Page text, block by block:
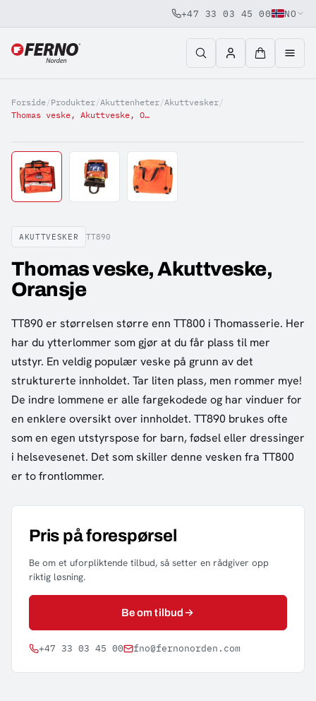
Jump to content
+47 33 03 45 00 NO
Forside/Produkter/Akuttenheter/Akuttvesker/
Thomas veske, Akuttveske, Oransje
AKUTTVESKER TT890
Thomas veske, Akuttveske,
Oransje
TT890 er størrelsen større enn TT800 i Thomasserie. Her
har du ytterlommer som gjør at du får plass til mer
utstyr. En veldig populær veske på grunn av det
strukturerte innholdet. Tar liten plass, men rommer mye!
De indre lommene er alle fargekodede og har vinduer for
en enklere oversikt over innholdet. TT890 brukes ofte
som en egen utstyrspose for barn, fødsel eller dressinger
i helsevesenet. Det som skiller denne vesken fra TT800
er to frontlommer.
Pris på forespørsel
Be om et uforpliktende tilbud, så setter en rådgiver opp
riktig løsning.
Be om tilbud
+47 33 03 45 00 fno@fernonorden.com